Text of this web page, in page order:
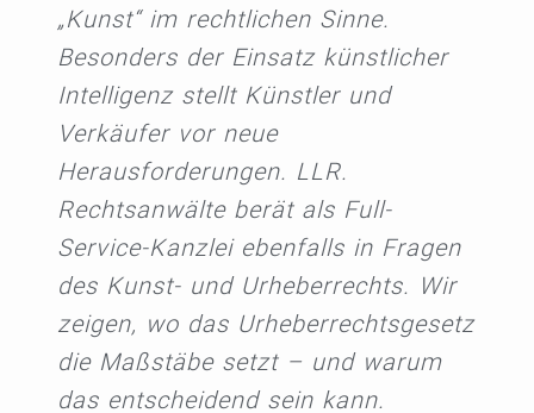
„Kunst“ im rechtlichen Sinne.
Besonders der Einsatz künstlicher
Intelligenz stellt Künstler und
Verkäufer vor neue
Herausforderungen. LLR.
Rechtsanwälte berät als Full-
Service-Kanzlei ebenfalls in Fragen
des Kunst- und Urheberrechts. Wir
zeigen, wo das Urheberrechtsgesetz
die Maßstäbe setzt – und warum
das entscheidend sein kann.